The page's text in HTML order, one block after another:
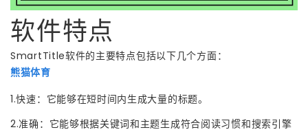
软件特点
SmartTitle软件的主要特点包括以下几个方面：
熊猫体育
1.快速：它能够在短时间内生成大量的标题。
2.准确：它能够根据关键词和主题生成符合阅读习惯和搜索引擎